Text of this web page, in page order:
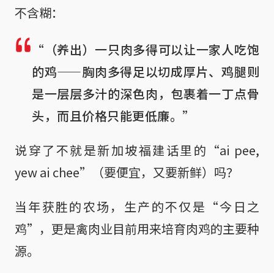
不含糊：
“（养出）一只肉多得可以让一家人吃饱
的鸡——胸肉多得足以切成厚片、鸡腿则
是一层层多汁的深色肉，包裹着一丁点骨
头，而且价格只能更低廉。”
说穿了不就是新加坡福建话里的“ai pee,
yew ai chee”（要便宜，又要新鲜）吗？
当年获胜的农场，生产的不仅是“今日之
鸡”，更是禽肉业目前用来培育肉鸡的主要种
源。